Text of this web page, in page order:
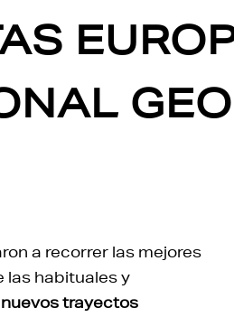
a recorrer las mejores
las habituales y
trayectos